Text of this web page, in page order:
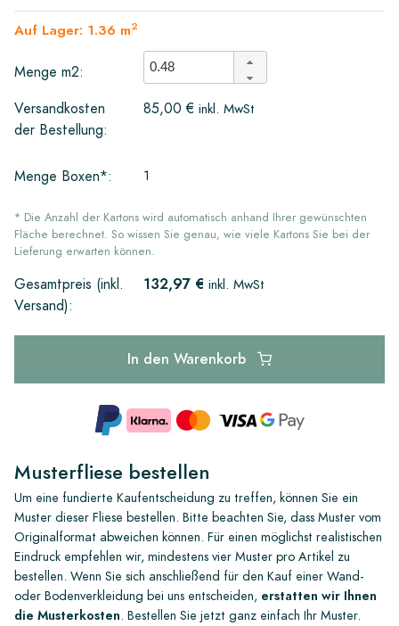
Auf Lager: 1.36 m2
Menge m2:
Versandkosten
der Bestellung:
85,00 € inkl. MwSt
Menge Boxen*: 1
* Die Anzahl der Kartons wird automatisch anhand Ihrer gewünschten
Fläche berechnet. So wissen Sie genau, wie viele Kartons Sie bei der
Lieferung erwarten können.
Gesamtpreis (inkl.
Versand):
132,97 € inkl. MwSt
In den Warenkorb
Musterfliese bestellen
Um eine fundierte Kaufentscheidung zu treffen, können Sie ein
Muster dieser Fliese bestellen. Bitte beachten Sie, dass Muster vom
Originalformat abweichen können. Für einen möglichst realistischen
Eindruck empfehlen wir, mindestens vier Muster pro Artikel zu
bestellen. Wenn Sie sich anschließend für den Kauf einer Wand-
oder Bodenverkleidung bei uns entscheiden, erstatten wir Ihnen
die Musterkosten. Bestellen Sie jetzt ganz einfach Ihr Muster.